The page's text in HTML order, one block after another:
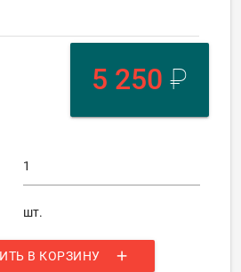
5 250 ₽
шт.
В КОРЗИНУ add